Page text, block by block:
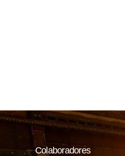
Colaboradores